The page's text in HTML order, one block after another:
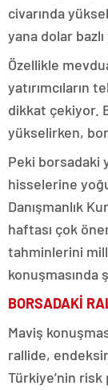
civarında
yana dolar
Özellikle
yatırımcıların
dikkat çekiyor.
yükselirken,
Peki borsadaki
hisselerine
Danışmanlık
haftası çok
tahminlerini
konuşmasında
BORSADAKİ
Maviş
rallide,
Türkiye’nin